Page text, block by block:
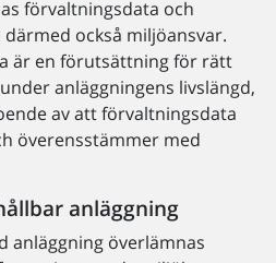
förvaltningsdata och
också miljöansvar.
är en förutsättning för rätt
anläggningens livslängd,
av att förvaltningsdata
överensstämmer med
anläggning
anläggning överlämnas